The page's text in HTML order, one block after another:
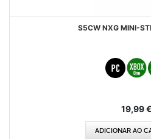
S5CW NXG MINI-
19,99 €
ADICIONAR AO